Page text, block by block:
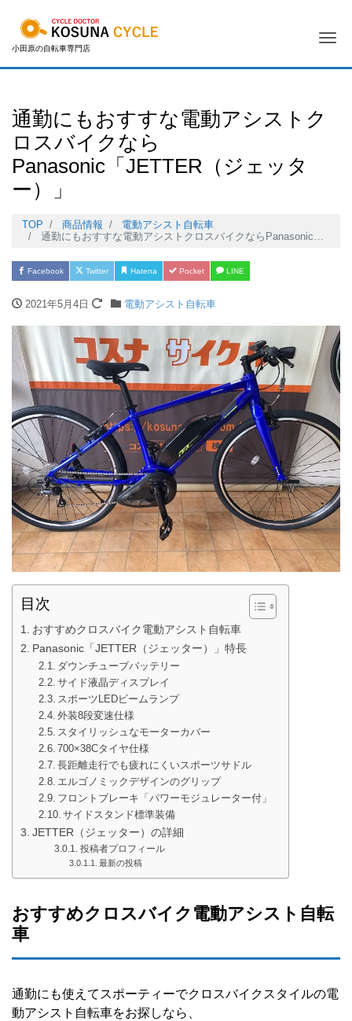
小田原の自転車専門店
通勤にもおすすな電動アシストク
ロスバイクなら
Panasonic「JETTER（ジェッタ
ー）」
TOP 商品情報
電動アシスト自転車
通勤にもおすすな電動アシストクロスバイクならPanasonic「JETTER（ジェッター）」
Facebook Twitter Hatena Pocket LINE
2021年5月4日 電動アシスト自転車
目次
おすすめクロスバイク電動アシスト自転車
Panasonic「JETTER（ジェッター）」特長
ダウンチューブバッテリー
サイド液晶ディスプレイ
スポーツLEDビームランプ
外装8段変速仕様
スタイリッシュなモーターカバー
700×38Cタイヤ仕様
長距離走行でも疲れにくいスポーツサドル
エルゴノミックデザインのグリップ
フロントブレーキ「パワーモジュレーター付」
サイドスタンド標準装備
JETTER（ジェッター）の詳細
投稿者プロフィール
最新の投稿
おすすめクロスバイク電動アシスト自転
車
通勤にも使えてスポーティーでクロスバイクスタイルの電
動アシスト自転車をお探しなら、